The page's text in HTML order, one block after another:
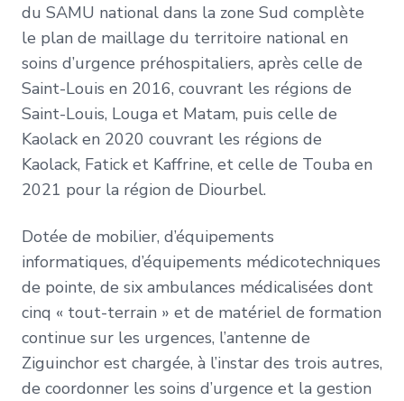
du SAMU national dans la zone Sud complète
le plan de maillage du territoire national en
soins d’urgence préhospitaliers, après celle de
Saint-Louis en 2016, couvrant les régions de
Saint-Louis, Louga et Matam, puis celle de
Kaolack en 2020 couvrant les régions de
Kaolack, Fatick et Kaffrine, et celle de Touba en
2021 pour la région de Diourbel.
Dotée de mobilier, d’équipements
informatiques, d’équipements médicotechniques
de pointe, de six ambulances médicalisées dont
cinq « tout-terrain » et de matériel de formation
continue sur les urgences, l’antenne de
Ziguinchor est chargée, à l’instar des trois autres,
de coordonner les soins d’urgence et la gestion